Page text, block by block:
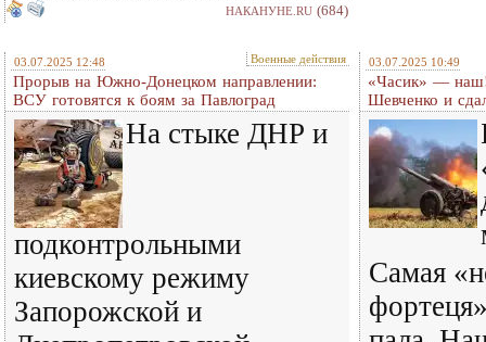
НАКАНУНЕ.RU (684)
03.07.2025 12:48 Военные действия
Прорыв на Южно-Донецком направлении:
ВСУ готовятся к боям за Павлоград
На стыке ДНР и
подконтрольными
киевскому режиму
Запорожской и
03.07.2025 10:49
«Часик» —
Шевченко и
Самая